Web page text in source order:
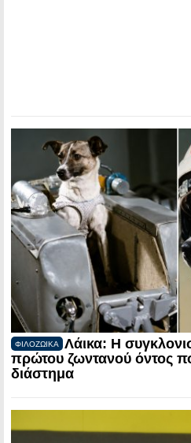
ΦΙΛΟΖΩΙΚΑ
Λάικα: Η
πρώτου ζωντανού όντος
διάστημα